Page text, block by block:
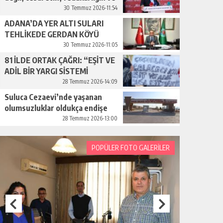
insan sevgisinin en güçlü
temsilidir.”
30 Temmuz 2026-11:54
ADANA’DA YER ALTI SULARI
TEHLİKEDE GERDAN KÖYÜ
SANAYİ SUYU CENDERESİNDE
30 Temmuz 2026-11:05
81 İLDE ORTAK ÇAĞRI: “EŞİT VE
ADİL BİR YARGI SİSTEMİ
28 Temmuz 2026-14:09
Suluca Cezaevi’nde yaşanan
olumsuzluklar oldukça endişe
28 Temmuz 2026-13:00
POPÜLER FOTO GALERİLER